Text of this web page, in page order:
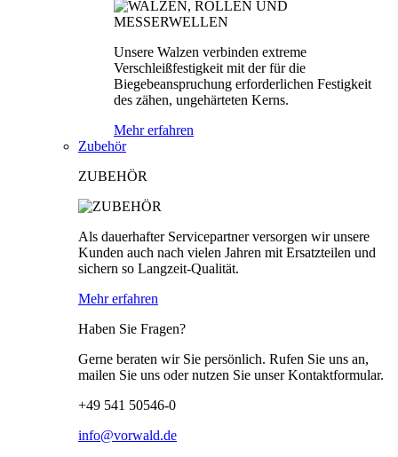
Unsere Walzen verbinden extreme
Verschleißfestigkeit mit der für die
Biegebeanspruchung erforderlichen Festigkeit
des zähen, ungehärteten Kerns.
Mehr erfahren
Zubehör
ZUBEHÖR
Als dauerhafter Servicepartner versorgen wir unsere
Kunden auch nach vielen Jahren mit Ersatzteilen und
sichern so Langzeit-Qualität.
Mehr erfahren
Haben Sie Fragen?
Gerne beraten wir Sie persönlich. Rufen Sie uns an,
mailen Sie uns oder nutzen Sie unser Kontaktformular.
+49 541 50546-0
info@vorwald.de